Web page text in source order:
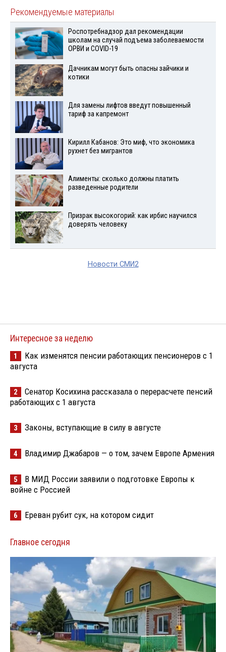
Рекомендуемые материалы
Роспотребнадзор дал рекомендации
школам на случай подъема заболеваемости
ОРВИ и COVID-19
Дачникам могут быть опасны зайчики и
котики
Для замены лифтов введут повышенный
тариф за капремонт
Кирилл Кабанов: Это миф, что экономика
рухнет без мигрантов
Алименты: сколько должны платить
разведенные родители
Призрак высокогорий: как ирбис научился
доверять человеку
Новости СМИ2
Интересное за неделю
1
Как изменятся пенсии работающих пенсионеров с 1
августа
2
Сенатор Косихина рассказала о перерасчете пенсий
работающих с 1 августа
3 Законы, вступающие в силу в августе
4 Владимир Джабаров — о том, зачем Европе Армения
5
В МИД России заявили о подготовке Европы к
войне с Россией
6 Ереван рубит сук, на котором сидит
Главное сегодня